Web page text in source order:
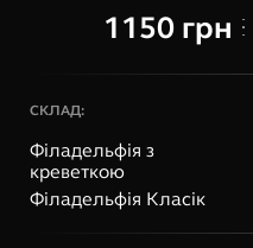
1150 грн
СКЛАД:
Філадельфія з
креветкою
Філадельфія Класік